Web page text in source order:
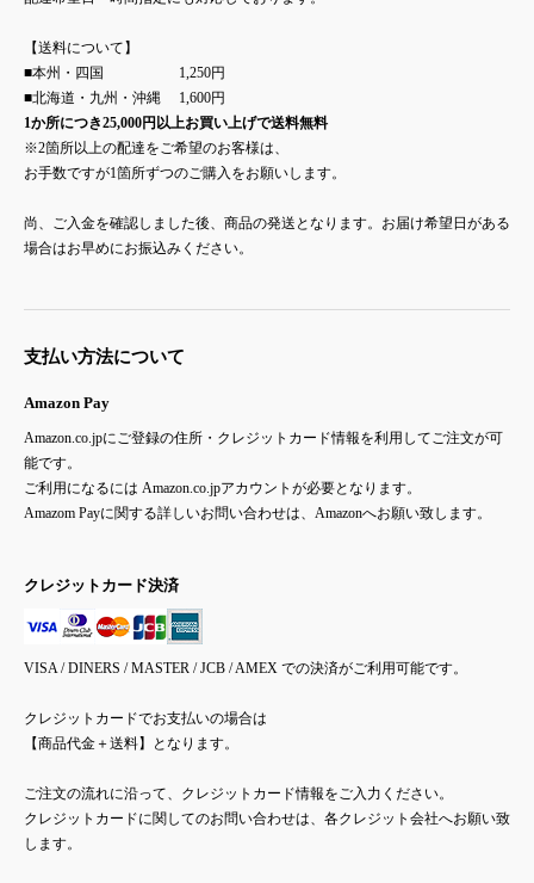
【送料について】
■本州・四国 1,250円
■北海道・九州・沖縄 1,600円
1か所につき25,000円以上お買い上げで送料無料
※2箇所以上の配達をご希望のお客様は、
お手数ですが1箇所ずつのご購入をお願いします。
尚、ご入金を確認しました後、商品の発送となります。お届け希望日がある
場合はお早めにお振込みください。
支払い方法について
Amazon Pay
Amazon.co.jpにご登録の住所・クレジットカード情報を利用してご注文が可
能です。
ご利用になるには Amazon.co.jpアカウントが必要となります。
Amazom Payに関する詳しいお問い合わせは、Amazonへお願い致します。
クレジットカード決済
VISA / DINERS / MASTER / JCB / AMEX での決済がご利用可能です。
クレジットカードでお支払いの場合は
【商品代金＋送料】となります。
ご注文の流れに沿って、クレジットカード情報をご入力ください。
クレジットカードに関してのお問い合わせは、各クレジット会社へお願い致
します。